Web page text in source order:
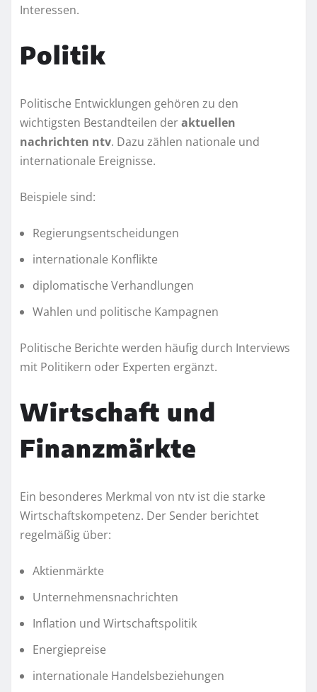
Interessen.
Politik
Politische Entwicklungen gehören zu den
wichtigsten Bestandteilen deraktuellen
nachrichten ntv. Dazu zählen nationale und
internationale Ereignisse.
Beispiele sind:
Regierungsentscheidungen
internationale Konflikte
diplomatische Verhandlungen
Wahlen und politische Kampagnen
Politische Berichte werden häufig durch Interviews
mit Politikern oder Experten ergänzt.
Wirtschaft und
Finanzmärkte
Ein besonderes Merkmal von ntv ist die starke
Wirtschaftskompetenz. Der Sender berichtet
regelmäßig über:
Aktienmärkte
Unternehmensnachrichten
Inflation und Wirtschaftspolitik
Energiepreise
internationale Handelsbeziehungen